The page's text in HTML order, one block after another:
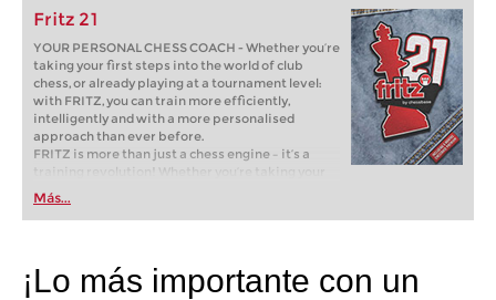
Fritz 21
YOUR PERSONAL CHESS COACH - Whether you’re
taking your first steps into the world of club
chess, or already playing at a tournament level:
with FRITZ, you can train more efficiently,
intelligently and with a more personalised
approach than ever before.
FRITZ is more than just a chess engine – it’s a
training revolution! Whether you’re taking your
first steps into the world of club chess, or already
playing at a tournament level: with FRITZ, you can
train more efficiently, intelligently and with a
Más...
¡Lo más importante con un